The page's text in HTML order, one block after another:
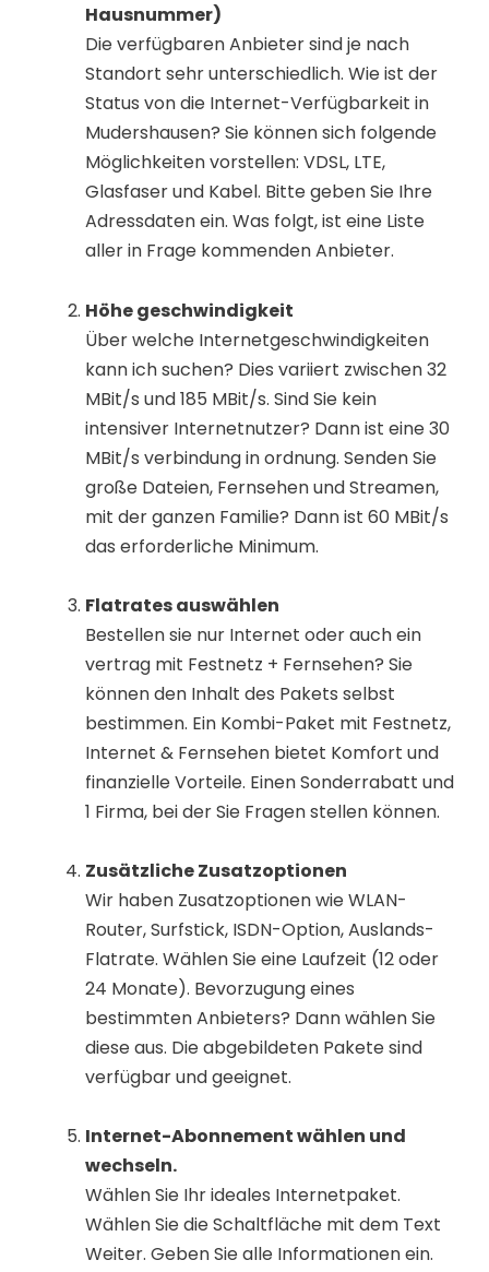
Hausnummer)
Die verfügbaren Anbieter sind je nach
Standort sehr unterschiedlich. Wie ist der
Status von die Internet-Verfügbarkeit in
Mudershausen? Sie können sich folgende
Möglichkeiten vorstellen: VDSL, LTE,
Glasfaser und Kabel. Bitte geben Sie Ihre
Adressdaten ein. Was folgt, ist eine Liste
aller in Frage kommenden Anbieter.
Höhe geschwindigkeit
Über welche Internetgeschwindigkeiten
kann ich suchen? Dies variiert zwischen 32
MBit/s und 185 MBit/s. Sind Sie kein
intensiver Internetnutzer? Dann ist eine 30
MBit/s verbindung in ordnung. Senden Sie
große Dateien, Fernsehen und Streamen,
mit der ganzen Familie? Dann ist 60 MBit/s
das erforderliche Minimum.
Flatrates auswählen
Bestellen sie nur Internet oder auch ein
vertrag mit Festnetz + Fernsehen? Sie
können den Inhalt des Pakets selbst
bestimmen. Ein Kombi-Paket mit Festnetz,
Internet & Fernsehen bietet Komfort und
finanzielle Vorteile. Einen Sonderrabatt und
1 Firma, bei der Sie Fragen stellen können.
Zusätzliche Zusatzoptionen
Wir haben Zusatzoptionen wie WLAN-
Router, Surfstick, ISDN-Option, Auslands-
Flatrate. Wählen Sie eine Laufzeit (12 oder
24 Monate). Bevorzugung eines
bestimmten Anbieters? Dann wählen Sie
diese aus. Die abgebildeten Pakete sind
verfügbar und geeignet.
Internet-Abonnement wählen und
wechseln.
Wählen Sie Ihr ideales Internetpaket.
Wählen Sie die Schaltfläche mit dem Text
Weiter. Geben Sie alle Informationen ein.